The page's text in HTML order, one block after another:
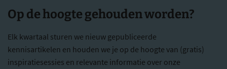
Op de hoogte gehouden worden?
Elk kwartaal sturen we nieuw gepubliceerde
kennisartikelen en houden we je op de hoogte van (gratis)
inspiratiesessies en relevante informatie over onze